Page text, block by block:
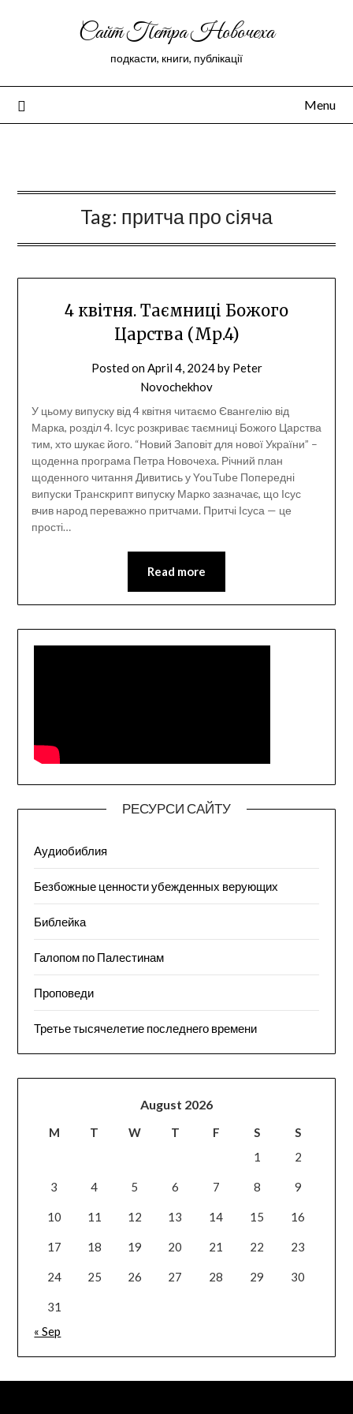
Сайт Петра Новочеха
подкасти, книги, публікації
Menu
Tag: притча про сіяча
4 квітня. Таємниці Божого
Царства (Мр.4)
Posted onApril 4, 2024by Peter
Novochekhov
У цьому випуску від 4 квітня читаємо Євангелію від
Марка, розділ 4. Ісус розкриває таємниці Божого Царства
тим, хто шукає його. “Новий Заповіт для нової України” –
щоденна програма Петра Новочеха. Річний план
щоденного читання Дивитись у YouTube Попередні
випуски Транскрипт випуску Марко зазначає, що Ісус
вчив народ переважно притчами. Притчі Ісуса — це
прості…
Read more
РЕСУРСИ САЙТУ
Аудиобиблия
Безбожные ценности убежденных верующих
Библейка
Галопом по Палестинам
Проповеди
Третье тысячелетие последнего времени
August 2026
M T W T F S
S
1
2
3 4 5 6 7 8 9
10 11 12 13 14 15 16
17 18 19 20 21 22 23
24 25 26 27 28 29 30
31
« Sep